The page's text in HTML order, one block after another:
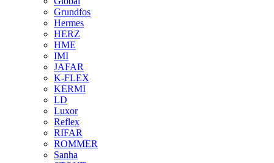
Grundfos
Hermes
HERZ
HME
IMI
JAFAR
K-FLEX
KERMI
LD
Luxor
Reflex
RIFAR
ROMMER
Sanha